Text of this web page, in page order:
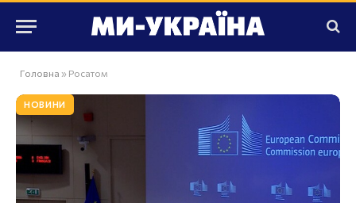
Головна » Росатом
НОВИНИ